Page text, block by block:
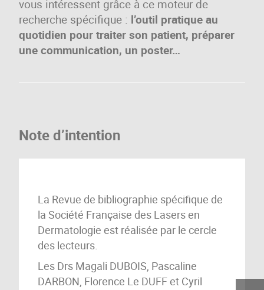
vous intéressent grâce à ce moteur de
recherche spécifique : l’outil pratique au
quotidien pour traiter son patient, préparer
une communication, un poster…
Note d’intention
La Revue de bibliographie spécifique de
la Société Française des Lasers en
Dermatologie est réalisée par le cercle
des lecteurs.
Les Drs Magali DUBOIS, Pascaline
DARBON, Florence Le DUFF et Cyril